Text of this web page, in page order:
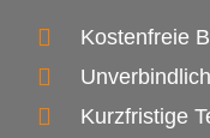
Kostenfreie
Kurzfristige